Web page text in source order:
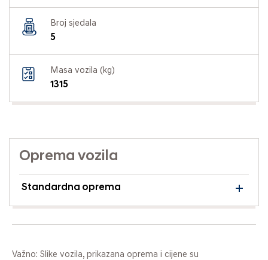
Broj sjedala
5
Masa vozila (kg)
1315
Oprema vozila
Standardna oprema
Važno: Slike vozila, prikazana oprema i cijene su